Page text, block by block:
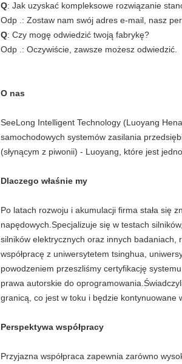
Q: Jak uzyskać kompleksowe rozwiązanie
Odp .: Zostaw nam swój adres e-mail, nasz
Q: Czy mogę odwiedzić twoją fabrykę?
Odp .: Oczywiście, zawsze możesz odwiedzić.
O nas
SeeLong Intelligent Technology (Luoyang
samochodowych systemów zasilania
(słynącym z piwonii) - Luoyang, które jest
Dlaczego właśnie my
Po latach rozwoju i akumulacji firma stała się
napędowych.Specjalizuje się w testach
silników elektrycznych oraz innych badaniach,
współpracę z uniwersytetem tsinghua,
powodzeniem przeszliśmy certyfikację
prawa autorskie do
granicą, co jest w toku i będzie kontynuowane
Perspektywa współpracy
Przyjazna współpraca zapewnia zarówno